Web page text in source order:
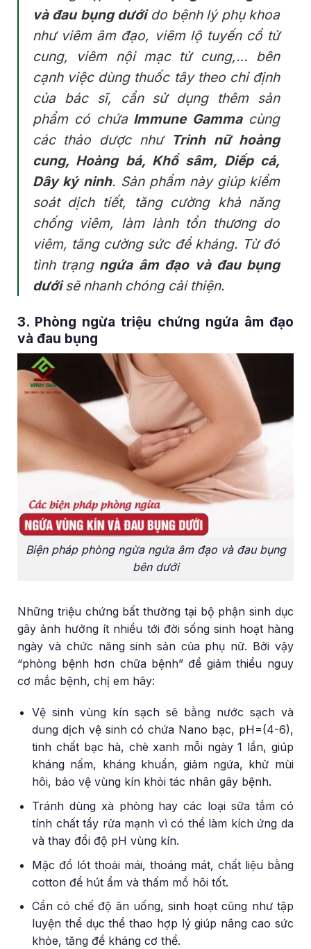
và đau bụng dướido bệnh lý phụ khoa
như viêm âm đạo, viêm lộ tuyến cổ tử
cung, viêm nội mạc tử cung,… bên
cạnh việc dùng thuốc tây theo chỉ định
của bác sĩ, cần sử dụng thêm sản
phẩm có chứa Immune Gammacùng
các thảo dược như Trinh nữ hoàng
cung, Hoàng bá, Khổ sâm, Diếp cá,
Dây ký ninh. Sản phẩm này giúp kiểm
soát dịch tiết, tăng cường khả năng
chống viêm, làm lành tổn thương do
viêm, tăng cường sức đề kháng. Từ đó
tình trạng ngứa âm đạo và đau bụng
dướisẽ nhanh chóng cải thiện.
3. Phòng ngừa triệu chứng ngứa âm đạo
và đau bụng
Biện pháp phòng ngừa ngứa âm đạo và đau bụng
bên dưới
Những triệu chứng bất thường tại bộ phận sinh dục
gây ảnh hưởng ít nhiều tới đời sống sinh hoạt hàng
ngày và chức năng sinh sản của phụ nữ. Bởi vậy
“phòng bệnh hơn chữa bệnh” để giảm thiểu nguy
cơ mắc bệnh, chị em hãy:
Vệ sinh vùng kín sạch sẽ bằng nước sạch và
dung dịch vệ sinh có chứa Nano bạc, pH=(4-6),
tinh chất bạc hà, chè xanh mỗi ngày 1 lần, giúp
kháng nấm, kháng khuẩn, giảm ngứa, khử mùi
hôi, bảo vệ vùng kín khỏi tác nhân gây bệnh.
Tránh dùng xà phòng hay các loại sữa tắm có
tính chất tẩy rửa mạnh vì có thể làm kích ứng da
và thay đổi độ pH vùng kín.
Mặc đồ lót thoải mái, thoáng mát, chất liệu bằng
cotton để hút ẩm và thấm mồ hôi tốt.
Cần có chế độ ăn uống, sinh hoạt cũng như tập
luyện thể dục thể thao hợp lý giúp nâng cao sức
khỏe, tăng đề kháng cơ thể.